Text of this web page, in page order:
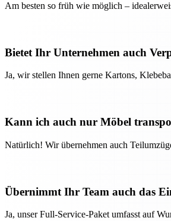
Am besten so früh wie möglich –
Bietet Ihr Unternehmen auch
Ja, wir stellen Ihnen gerne Kartons,
Kann ich auch nur Möbel
Natürlich! Wir übernehmen auch
Übernimmt Ihr Team auch das
Ja, unser Full-Service-Paket umfasst auf